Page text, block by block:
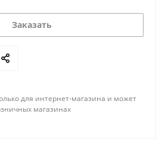
Заказать
для интернет-магазина и может
магазинах